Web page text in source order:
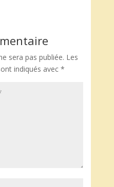
sera pas publiée. Les
indiqués avec *